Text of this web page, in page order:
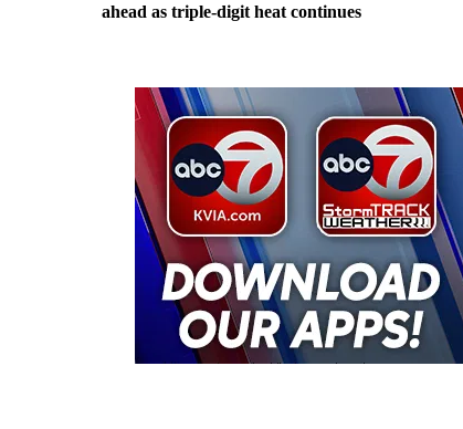
ahead as triple-digit heat continues